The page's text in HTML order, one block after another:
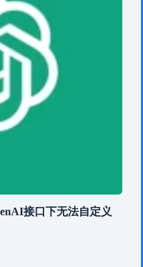
接口下无法自定义